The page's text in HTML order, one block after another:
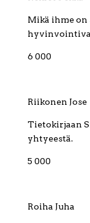
Mikä ihme
6 000
Riikonen Jose
Tietokirjaan
yhtyeestä.
5 000
Roiha Juha